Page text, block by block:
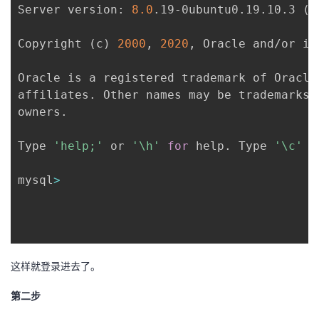
Server version: 8.0 .19-0ubuntu0.19.10.3 (
Copyright ( c ) 2000 , 2020 , Oracle and/or
Oracle is a registered trademark of
affiliates. Other names may be
owners.
Type 'help;' or '\h' for help. Type '\c'
mysql>
这样就登录进去了。
第二步